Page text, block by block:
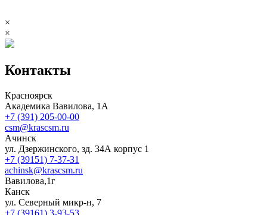
×
×
Контакты
Красноярск
Академика Вавилова, 1А
+7 (391) 205-00-00
csm@krascsm.ru
Ачинск
ул. Дзержинского, зд. 34А корпус 1
+7 (39151) 7-37-31
achinsk@krascsm.ru
Вавилова,1г
Канск
ул. Северный микр-н, 7
+7 (39161) 3-93-53